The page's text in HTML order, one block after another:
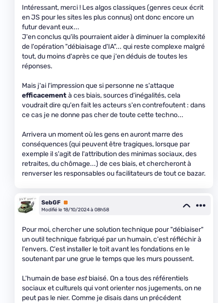
Intéressant, merci ! Les algos classiques (genres ceux écrit
en JS pour les sites les plus connus) ont donc encore un
futur devant eux...
J'en conclus qu'ils pourraient aider à diminuer la complexité
de l'opération "débiaisage d'IA"... qui reste complexe malgré
tout, du moins d'après ce que j'en déduis de toutes les
réponses.
Mais j'ai l'impression que si personne ne s'attaque
efficacementà ces biais, sources d'inégalités, cela
voudrait dire qu'en fait les acteurs s'en contrefoutent : dans
ce cas je ne donne pas cher de toute cette techno...
Arrivera un moment où les gens en auront marre des
conséquences (qui peuvent être tragiques, lorsque par
exemple il s'agit de l'attribution des minimas sociaux, des
retraites, du chômage...) de ces biais, et chercheront à
renverser les responsables ou facilitateurs de tout ce bazar.
SebGF Premium
Modifié le 18/10/2024 à 08h58
Pour moi, chercher une solution technique pour "débiaiser"
un outil technique fabriqué par un humain, c'est réfléchir à
l'envers. C'est installer le toit avant les fondations en le
soutenant par une grue le temps que les murs poussent.
L'humain de baseestbiaisé. On a tous des référentiels
sociaux et culturels qui vont orienter nos jugements, on ne
peut pas le nier. Comme je disais dans un précédent